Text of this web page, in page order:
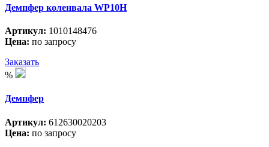
Демпфер коленвала WP10H
Артикул: 1010148476
Цена: по запросу
Заказать
%
Демпфер
Артикул: 612630020203
Цена: по запросу